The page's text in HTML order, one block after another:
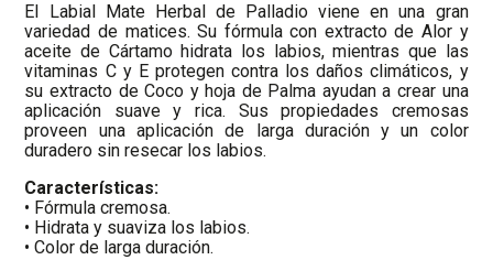
El Labial Mate Herbal de Palladio viene en una gran
variedad de matices. Su fórmula con extracto de Alor y
aceite de Cártamo hidrata los labios, mientras que las
vitaminas C y E protegen contra los daños climáticos, y
su extracto de Coco y hoja de Palma ayudan a crear una
aplicación suave y rica. Sus propiedades cremosas
proveen una aplicación de larga duración y un color
duradero sin resecar los labios.
Características:
• Fórmula cremosa.
• Hidrata y suaviza los labios.
• Color de larga duración.